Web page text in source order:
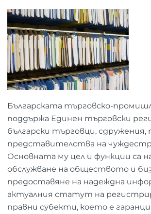
Българската търговско-
поддържа Единен търговски
български търговци, сдружения,
представителства на
Основната му цел и функции са
обслужване на обществото и
предоставяне на надеждна
актуалния статут на
правни субекти, което е